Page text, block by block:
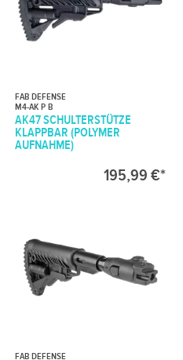
FAB DEFENSE
M4-AK P B
AK47 SCHULTERSTÜTZE
KLAPPBAR (POLYMER
AUFNAHME)
195,99 €*
FAB DEFENSE